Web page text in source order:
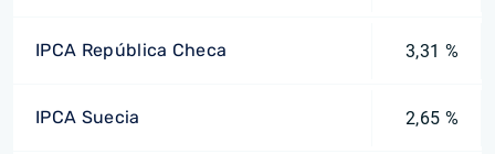
IPCA República Checa 3,31 %
IPCA Suecia 2,65 %